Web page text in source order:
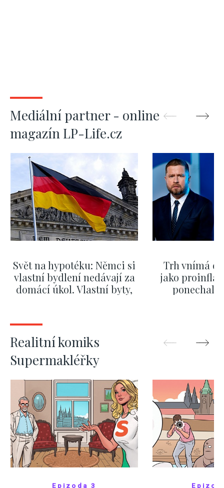
Mediální partner - online
magazín LP-Life.cz
Svět na hypotéku: Němci si
vlastní bydlení nedávají za
domácí úkol. Vlastní byty,
Trh vnímá
jako
ponechali
Realitní komiks
Supermakléřky
Epizoda 3